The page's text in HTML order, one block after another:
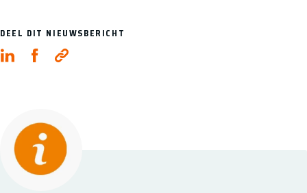
DEEL DIT NIEUWSBERICHT